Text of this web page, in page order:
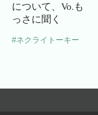
について、Vo.も
っさに聞く
#ネクライトーキー